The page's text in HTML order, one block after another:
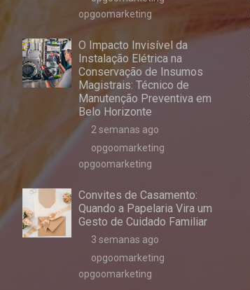
opgoomarketing
O Impacto Invisível da
Instalação Elétrica na
Conservação de Insumos
Magistrais: Técnico de
Manutenção Preventiva em
Belo Horizonte
2 semanas ago
opgoomarketing
opgoomarketing
Convites de Casamento:
Quando a Papelaria Vira um
Gesto de Cuidado Familiar
3 semanas ago
opgoomarketing
opgoomarketing